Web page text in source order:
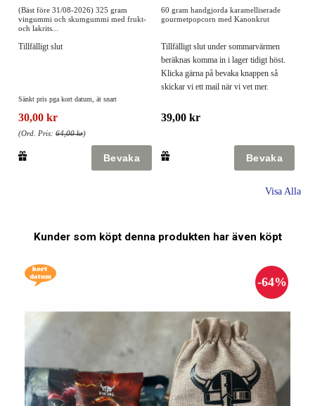
(Bäst före 31/08-2026) 325 gram
vingummi och skumgummi med frukt-
och lakrits...
Tillfälligt slut
Sänkt pris pga kort datum, ät snart
30,00 kr
(Ord. Pris: 64,00 kr)
60 gram handgjorda karamelliserade
gourmetpopcorn med Kanonkrut
Tillfälligt slut under sommarvärmen
beräknas komma in i lager tidigt höst.
Klicka gärna på bevaka knappen så
skickar vi ett mail när vi vet mer.
39,00 kr
Visa Alla
Kunder som köpt denna produkten har även köpt